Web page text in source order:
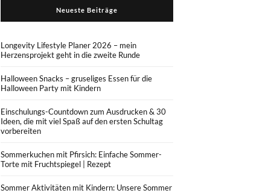
Neueste Beiträge
Longevity Lifestyle Planer 2026 – mein
Herzensprojekt geht in die zweite Runde
Halloween Snacks – gruseliges Essen für die
Halloween Party mit Kindern
Einschulungs-Countdown zum Ausdrucken & 30
Ideen, die mit viel Spaß auf den ersten Schultag
vorbereiten
Sommerkuchen mit Pfirsich: Einfache Sommer-
Torte mit Fruchtspiegel | Rezept
Sommer Aktivitäten mit Kindern: Unsere Sommer